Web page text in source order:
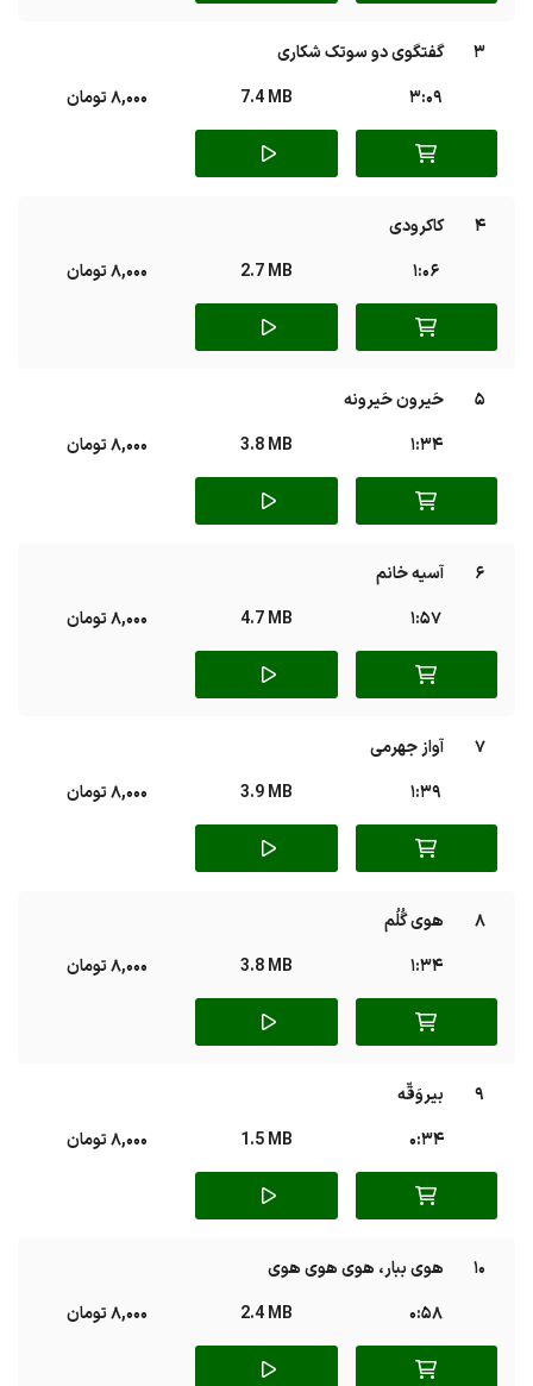
3
گفتگوی دو سوتک شکاری
3:09
7.4 MB 8,000 تومان
4
کاکرودی
1:06
2.7 MB 8,000 تومان
5
حَیرون حَیرونه
1:34
3.8 MB 8,000 تومان
6
آسیه خانم
1:57
4.7 MB 8,000 تومان
7
آواز جهرمی
1:39
3.9 MB 8,000 تومان
8
هوی گُلُم
1:34
3.8 MB 8,000 تومان
9
بیروَقّه
0:34
1.5 MB 8,000 تومان
10
هوی ببار، هوی هوی هوی
0:58
2.4 MB 8,000 تومان